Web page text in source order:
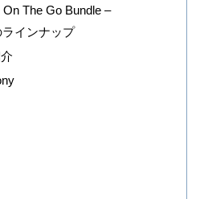
The Go Bundle –
ラインナップ
介